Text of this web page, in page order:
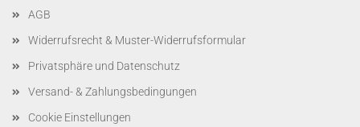
AGB
Widerrufsrecht & Muster-Widerrufsformular
Privatsphäre und Datenschutz
Versand- & Zahlungsbedingungen
Cookie Einstellungen